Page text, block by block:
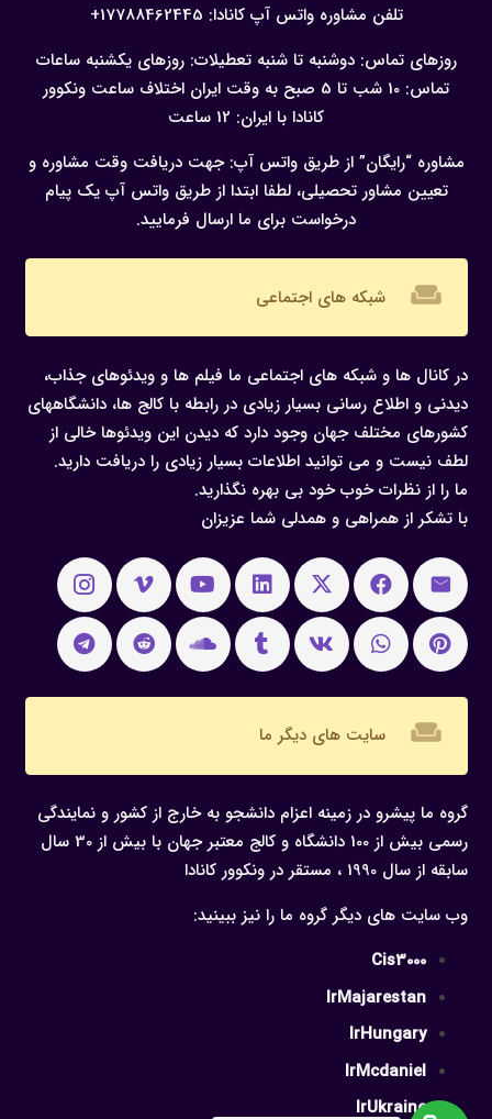
تلفن مشاوره واتس آپ کانادا: 17788462445+
روزهای تماس: دوشنبه تا شنبه تعطیلات: روزهای یکشنبه ساعات
تماس: 10 شب تا 5 صبح به وقت ایران
اختلاف ساعت ونکوور
کانادا با ایران: 12 ساعت
مشاوره “رایگان” از طریق واتس آپ: جهت دریافت وقت مشاوره و
تعیین مشاور تحصیلی، لطفا ابتدا از طریق واتس آپ یک پیام
درخواست برای ما ارسال فرمایید.
weekend شبکه های اجتماعی
در کانال ها و شبکه های اجتماعی ما فیلم ها و ویدئوهای جذاب،
دیدنی و اطلاع رسانی بسیار زیادی در رابطه با کالج ها، دانشگاههای
کشورهای مختلف جهان وجود دارد که دیدن این ویدئوها خالی از
لطف نیست و می توانید اطلاعات بسیار زیادی را دریافت دارید.
ما را از نظرات خوب خود بی بهره نگذارید.
با تشکر از همراهی و همدلی شما عزیزان
weekend سایت های دیگر ما
گروه ما پیشرو در زمینه اعزام دانشجو به خارج از کشور و نمایندگی
رسمی بیش از 100 دانشگاه و کالج معتبر جهان با بیش از 30 سال
سابقه از سال 1990 ، مستقر در ونکوور کانادا
وب سایت های دیگر گروه ما را نیز ببینید:
Cis3000
IrMajarestan
IrHungary
IrMcdaniel
IrUkraine